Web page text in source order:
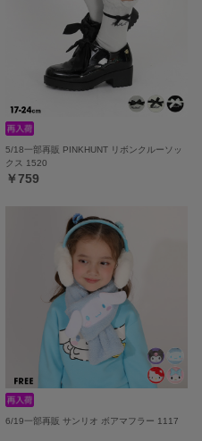
5/18一部再販 PINKHUNT リボンクルーソッ
クス 1520
￥759
6/19一部再販 サンリオ ボアマフラー 1117